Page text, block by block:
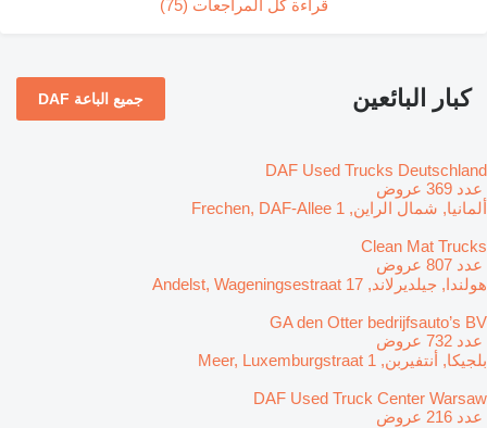
قراءة كل المراجعات (75)
كبار البائعين جميع الباعة DAF
DAF Used Trucks Deutschland
‏ عدد 369 عروض
ألمانيا, شمال الراين, Frechen, DAF-Allee 1
Clean Mat Trucks
‏ عدد 807 عروض
هولندا, جيلديرلاند, Andelst, Wageningsestraat 17
GA den Otter bedrijfsauto’s BV
‏ عدد 732 عروض
بلجيكا, أنتفيربن, Meer, Luxemburgstraat 1
DAF Used Truck Center Warsaw
‏ عدد 216 عروض